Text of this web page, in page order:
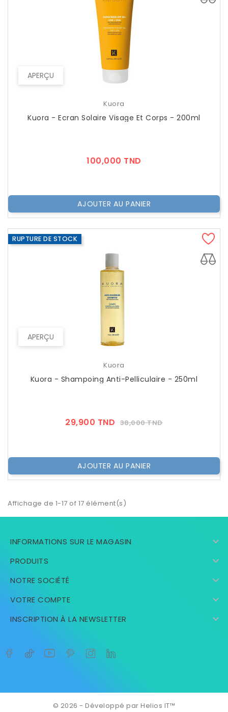
APERÇU
Kuora
Kuora - Ecran Solaire Visage Et Corps - 200ml
100,000 TND
AJOUTER AU PANIER
APERÇU
RUPTURE DE STOCK
Kuora
Kuora - Shampoing Anti-Pelliculaire - 250ml
29,900 TND Prix
38,000 TNDPrix
AJOUTER AU PANIER
Affichage de 1-17 of 17 élément(s)
INFORMATIONS SUR LE MAGASIN 
PRODUITS 
NOTRE SOCIÉTÉ 
VOTRE COMPTE 
INSCRIPTION À LA NEWSLETTER 
© 2026 - Développé par Helios IT™